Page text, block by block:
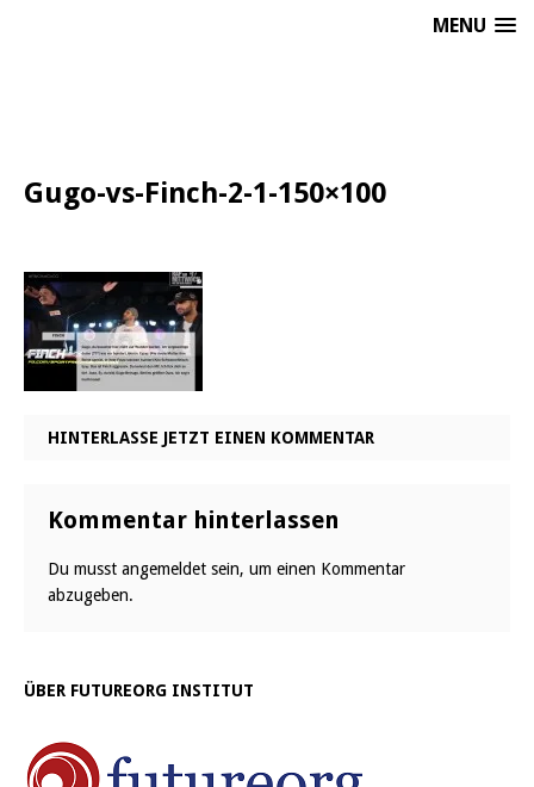
MENU
Gugo-vs-Finch-2-1-150×100
HINTERLASSE JETZT EINEN KOMMENTAR
Kommentar hinterlassen
Du musst angemeldet sein, um einen Kommentar
abzugeben.
ÜBER FUTUREORG INSTITUT